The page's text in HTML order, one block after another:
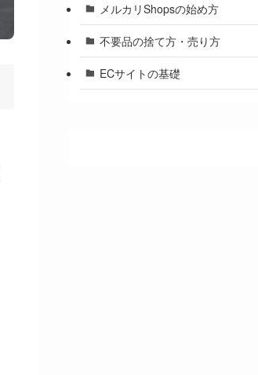
メルカリShopsの始め方
不要品の捨て方・売り方
ECサイトの基礎